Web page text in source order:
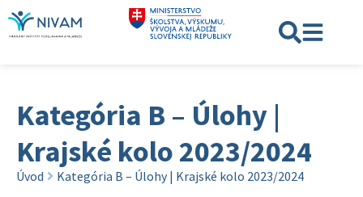
Kategória B – Úlohy |
Krajské kolo 2023/2024
Úvod Kategória B – Úlohy | Krajské kolo 2023/2024